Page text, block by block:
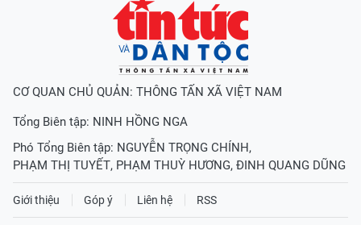
CƠ QUAN CHỦ QUẢN: THÔNG TẤN XÃ VIỆT NAM
Tổng Biên tập: NINH HỒNG NGA
Phó Tổng Biên tập: NGUYỄN TRỌNG CHÍNH,
PHẠM THỊ TUYẾT, PHẠM THUỲ HƯƠNG, ĐINH QUANG DŨNG
Giới thiệu Góp ý Liên hệ RSS